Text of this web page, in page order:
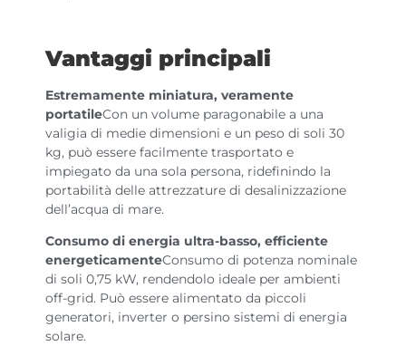
Vantaggi principali
Estremamente miniatura, veramente
portatileCon un volume paragonabile a una
valigia di medie dimensioni e un peso di soli 30
kg, può essere facilmente trasportato e
impiegato da una sola persona, ridefinindo la
portabilità delle attrezzature di desalinizzazione
dell’acqua di mare.
Consumo di energia ultra-basso, efficiente
energeticamenteConsumo di potenza nominale
di soli 0,75 kW, rendendolo ideale per ambienti
off-grid. Può essere alimentato da piccoli
generatori, inverter o persino sistemi di energia
solare.